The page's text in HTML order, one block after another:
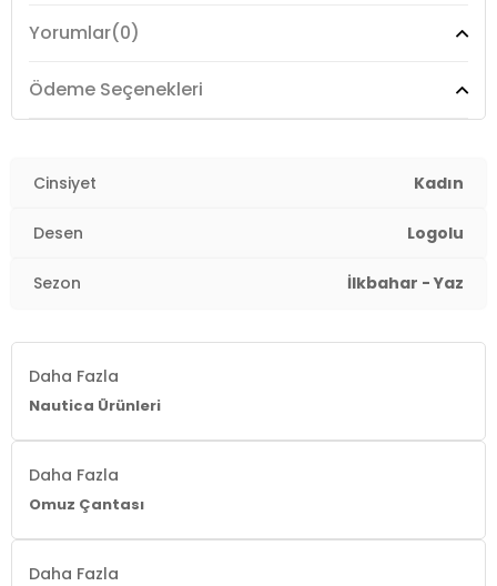
2DECN7156T.07
Yorumlar(0)
Ödeme Seçenekleri
Cinsiyet Kadın
Desen Logolu
Sezon İlkbahar - Yaz
Daha Fazla
Nautica Ürünleri
Daha Fazla
Omuz Çantası
Daha Fazla